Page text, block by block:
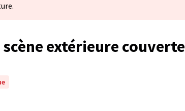
extérieure couverte